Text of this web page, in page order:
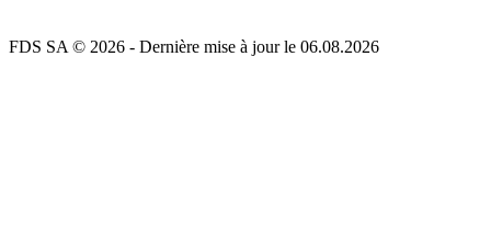
FDS SA © 2026 - Dernière mise à jour le 06.08.2026